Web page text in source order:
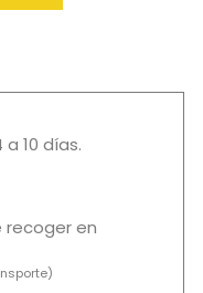
10 días.
recoger en